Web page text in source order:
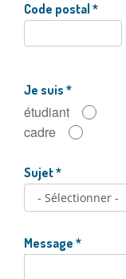
Code postal *
Je suis *
étudiant
cadre
Sujet*
Message *